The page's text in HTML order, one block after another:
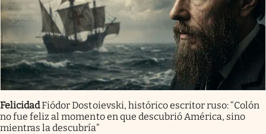
FelicidadFiódor Dostoievski, histórico escritor ruso: “Colón
no fue feliz al momento en que descubrió América, sino
mientras la descubría”